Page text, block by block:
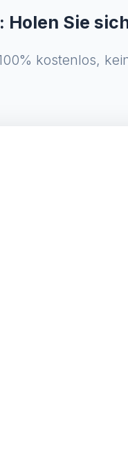
Holen Sie
kostenlos,